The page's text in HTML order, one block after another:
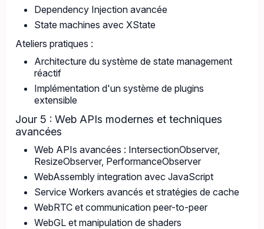
Dependency Injection avancée
State machines avec XState
Ateliers pratiques :
Architecture du système de state management
réactif
Implémentation d'un système de plugins
extensible
Jour 5 : Web APIs modernes et techniques
avancées
Web APIs avancées : IntersectionObserver,
ResizeObserver, PerformanceObserver
WebAssembly integration avec JavaScript
Service Workers avancés et stratégies de cache
WebRTC et communication peer-to-peer
WebGL et manipulation de shaders